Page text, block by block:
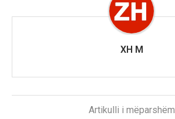
XH M
Artikulli i mëparshëm